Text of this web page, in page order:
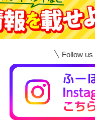
Follow us